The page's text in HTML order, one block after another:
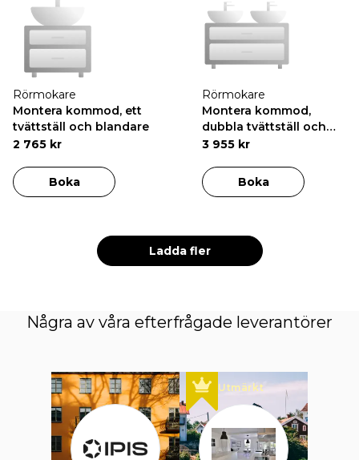
Rörmokare
Montera kommod, ett
tvättställ och blandare
2 765 kr
Boka
Rörmokare
Montera kommod,
dubbla tvättställ och
blandare
3 955 kr
Boka
Ladda fler
Några av våra efterfrågade leverantörer
Utmärkt